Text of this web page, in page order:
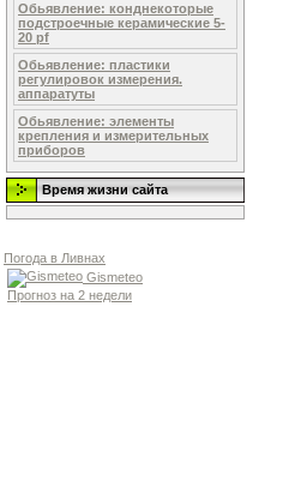
Обьявление: конднекоторые
подстроечные керамические 5-
20 pf
Обьявление: пластики
регулировок измерения.
аппаратуты
Обьявление: элементы
крепления и измерительных
приборов
Время жизни сайта
Погода в Ливнах
Gismeteo
Прогноз на 2 недели